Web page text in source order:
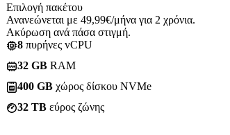
Επιλογή πακέτου
Ανανεώνεται με 49,99€/μήνα για 2 χρόνια.
Ακύρωση ανά πάσα στιγμή.
8 πυρήνες vCPU
32 GB RAM
400 GB χώρος δίσκου NVMe
32 TB εύρος ζώνης